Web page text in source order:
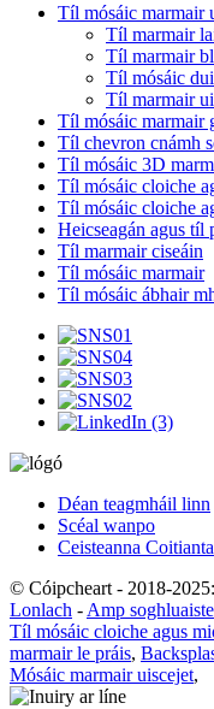
Tíl mósáic marmair
Tíl marmair
Tíl marmair
Tíl mósáic
Tíl marmair
Tíl mósáic marmair
Tíl chevron cnámh
Tíl mósáic 3D
Tíl mósáic cloiche
Tíl mósáic cloiche
Heicseagán agus tíl
Tíl marmair ciseáin
Tíl mósáic marmair
Tíl mósáic ábhair
Déan teagmháil linn
Scéal wanpo
Ceisteanna Coitianta
© Cóipcheart - 2018-
Lonlach - Amp soghluaiste
Tíl mósáic cloiche agus
marmair le práis,
Mósáic marmair uiscejet,